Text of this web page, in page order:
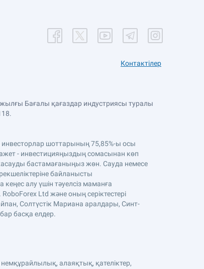
Контактілер
Бағалы қағаздар индустриясы туралы
инвесторлар шоттарының 75,85%-ы осы
- инвестицияңыздың сомасынан көп
бастамағаныңыз жөн. Сауда немесе
байланысты
алу үшін тәуелсіз маманға
Ltd және оның серіктестері
Солтүстік Мариана аралдары, Синт-
басқа елдер.
алаяқтық, қателіктер,